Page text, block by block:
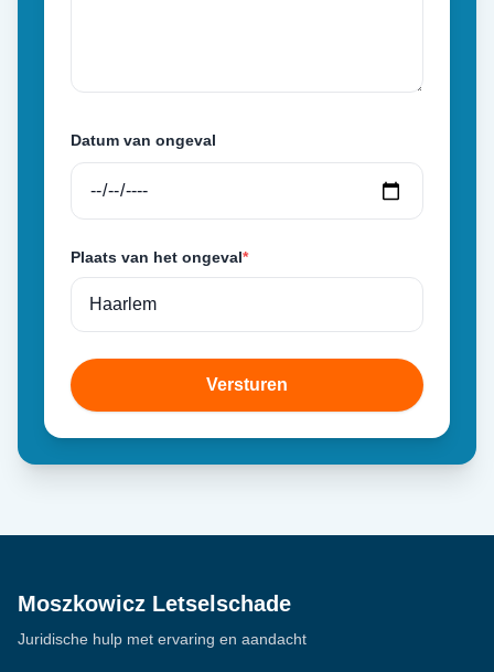
Datum van ongeval
Plaats van het ongeval*
Versturen
Moszkowicz Letselschade
Juridische hulp met ervaring en aandacht